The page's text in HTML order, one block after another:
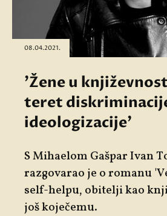
08.04.2021.
'Žene u
teret
ideologizacije'
S Mihaelom Gašpar Ivan
razgovarao je o romanu
self-helpu, obitelji kao
još koječemu.